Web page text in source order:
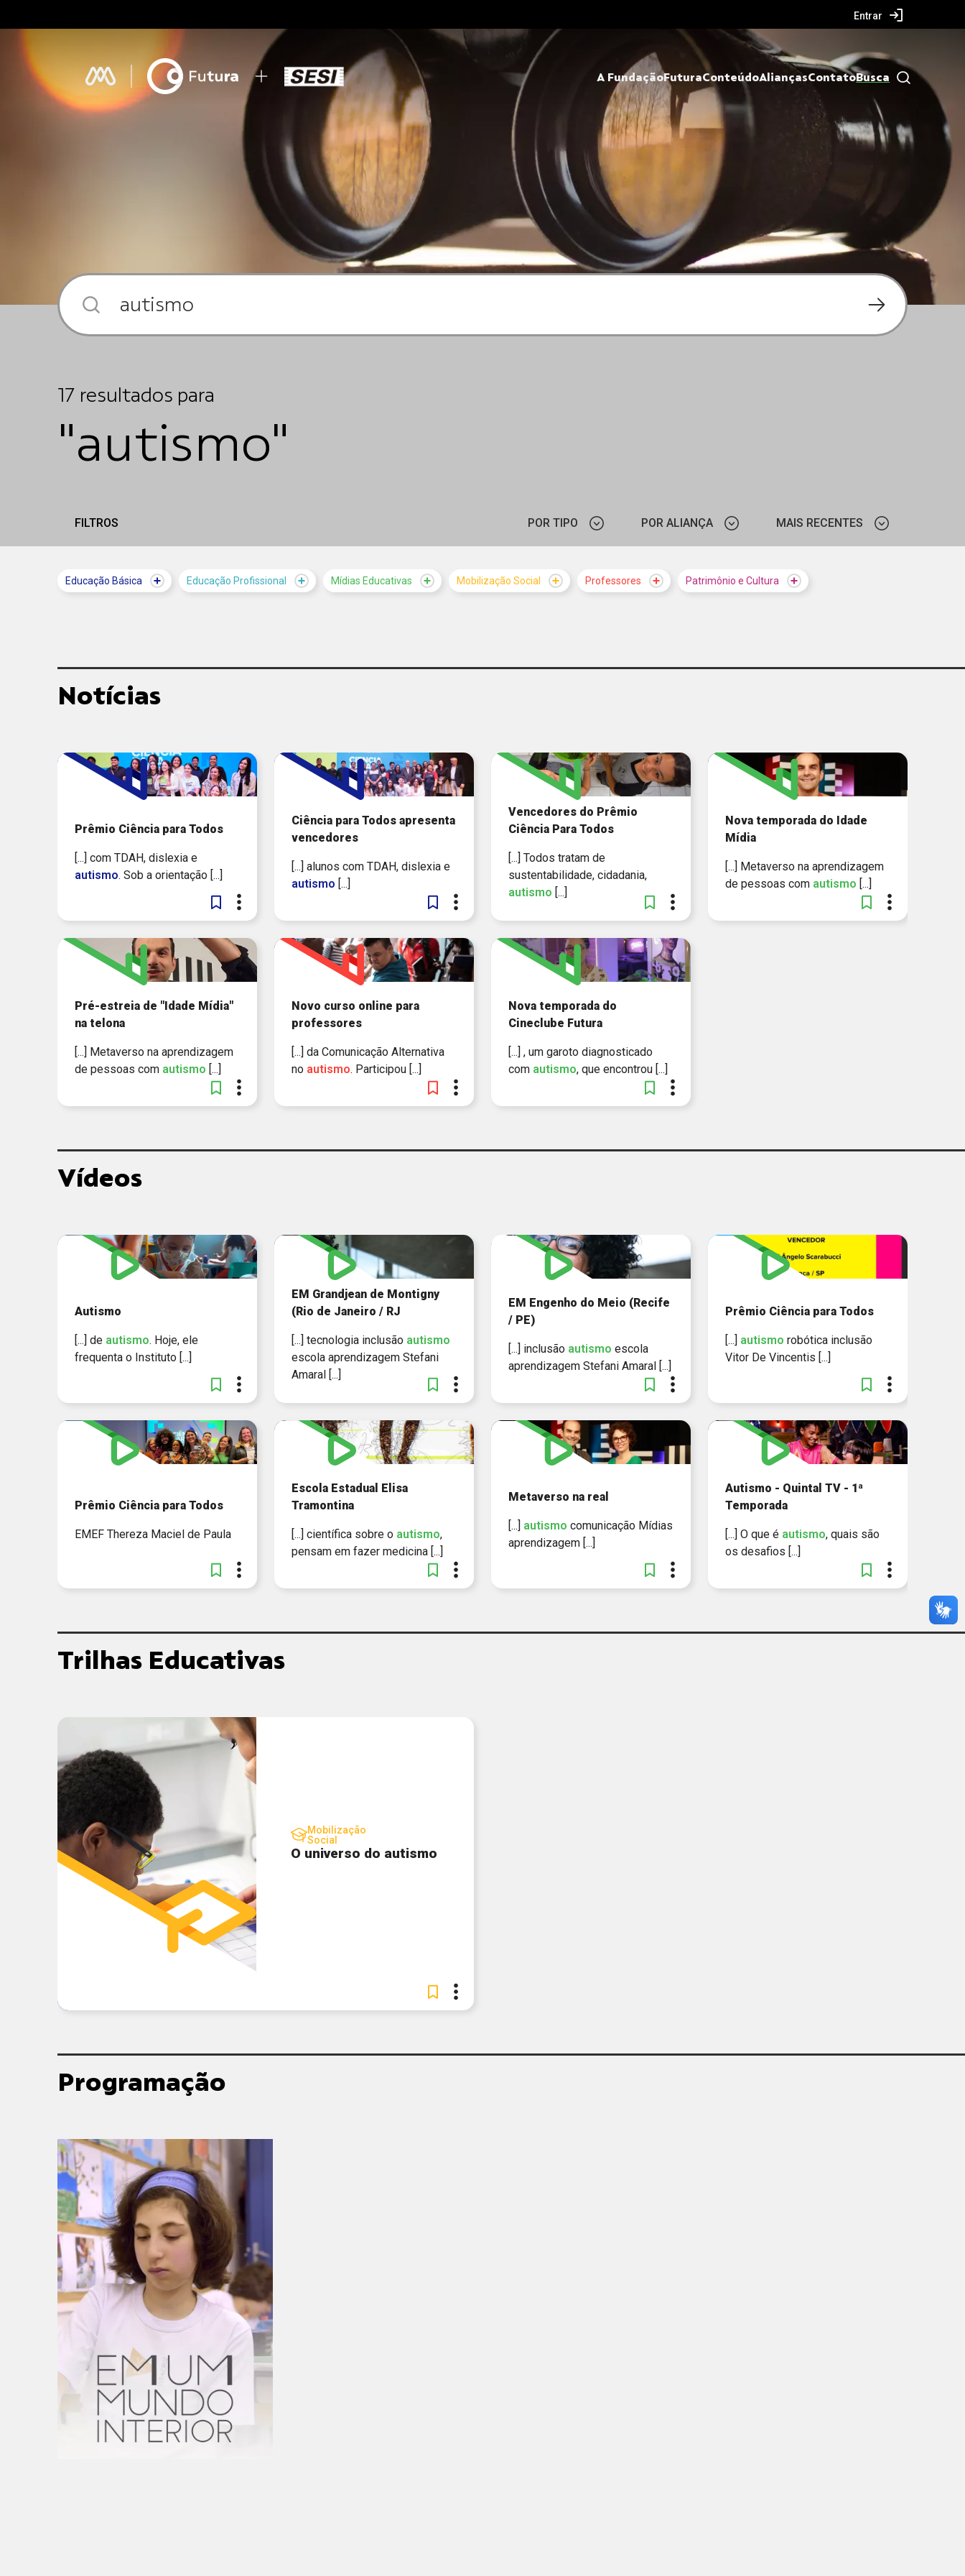
Entrar
A FundaçãoFuturaConteúdoAliançasContatoBusca
17 resultados para
"autismo"
FILTROS POR TIPO
VÍDEO
POR ALIANÇA
NACIONAL
MAIS RECENTES
Educação Básica Educação Profissional Mídias Educativas Mobilização Social Professores Patrimônio e Cultura
Notícias
Prêmio Ciência para Todos
[...] com TDAH, dislexia e
autismo. Sob a orientação [...]
Ciência para Todos apresenta
vencedores
[...] alunos com TDAH, dislexia e
autismo [...]
Vencedores do Prêmio
Ciência Para Todos
[...] Todos tratam de
sustentabilidade, cidadania,
autismo [...]
Nova temporada do Idade
Mídia
[...] Metaverso na aprendizagem
de pessoas com autismo [...]
Pré-estreia de "Idade Mídia"
na telona
[...] Metaverso na aprendizagem
de pessoas com autismo [...]
Novo curso online para
professores
[...] da Comunicação Alternativa
no autismo. Participou [...]
Nova temporada do
Cineclube Futura
[...] , um garoto diagnosticado
com autismo, que encontrou [...]
Vídeos
Autismo
[...] de autismo. Hoje, ele
frequenta o Instituto [...]
EM Grandjean de Montigny
(Rio de Janeiro / RJ
[...] tecnologia inclusão autismo
escola aprendizagem Stefani
Amaral [...]
EM Engenho do Meio (Recife
/ PE)
[...] inclusão autismo escola
aprendizagem Stefani Amaral [...]
Prêmio Ciência para Todos
[...] autismo robótica inclusão
Vitor De Vincentis [...]
Prêmio Ciência para Todos
EMEF Thereza Maciel de Paula
Escola Estadual Elisa
Tramontina
[...] científica sobre o autismo,
pensam em fazer medicina [...]
Metaverso na real
[...] autismo comunicação Mídias
aprendizagem [...]
Autismo - Quintal TV - 1ª
Temporada
[...] O que é autismo, quais são
os desafios [...]
Trilhas Educativas
Mobilização
Social
O universo do autismo
Programação